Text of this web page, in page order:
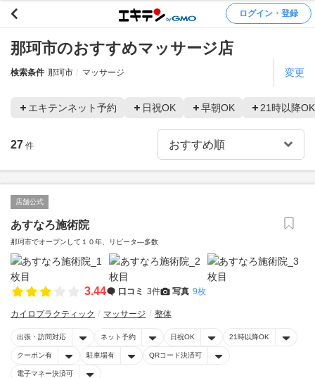
ログイン・登録
那珂市のおすすめマッサージ店
検索条件 那珂市 マッサージ 変更
エキテンネット予約 日祝OK 早朝OK 21時以降OK
27 件
店舗公式
あすなろ施術院
那珂市でオープンして１０年、リピータ―多数
3.44 口コミ 3件 写真 9枚
カイロプラクティック マッサージ 整体
出張・訪問対応 ネット予約 日祝OK 21時以降OK
クーポン有 駐車場有 QRコード決済可
電子マネー決済可